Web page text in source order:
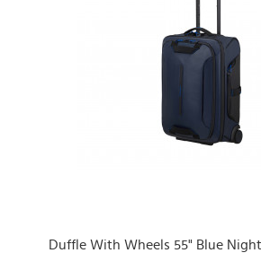
Duffle With Wheels 55" Blue